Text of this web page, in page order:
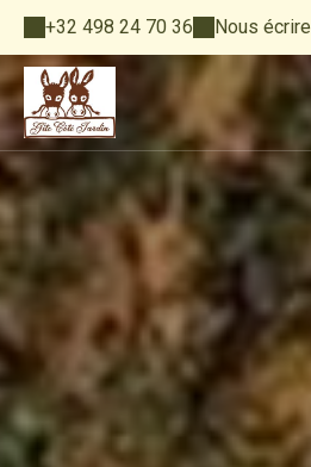
+32 498 24 70 36 Nous écrire